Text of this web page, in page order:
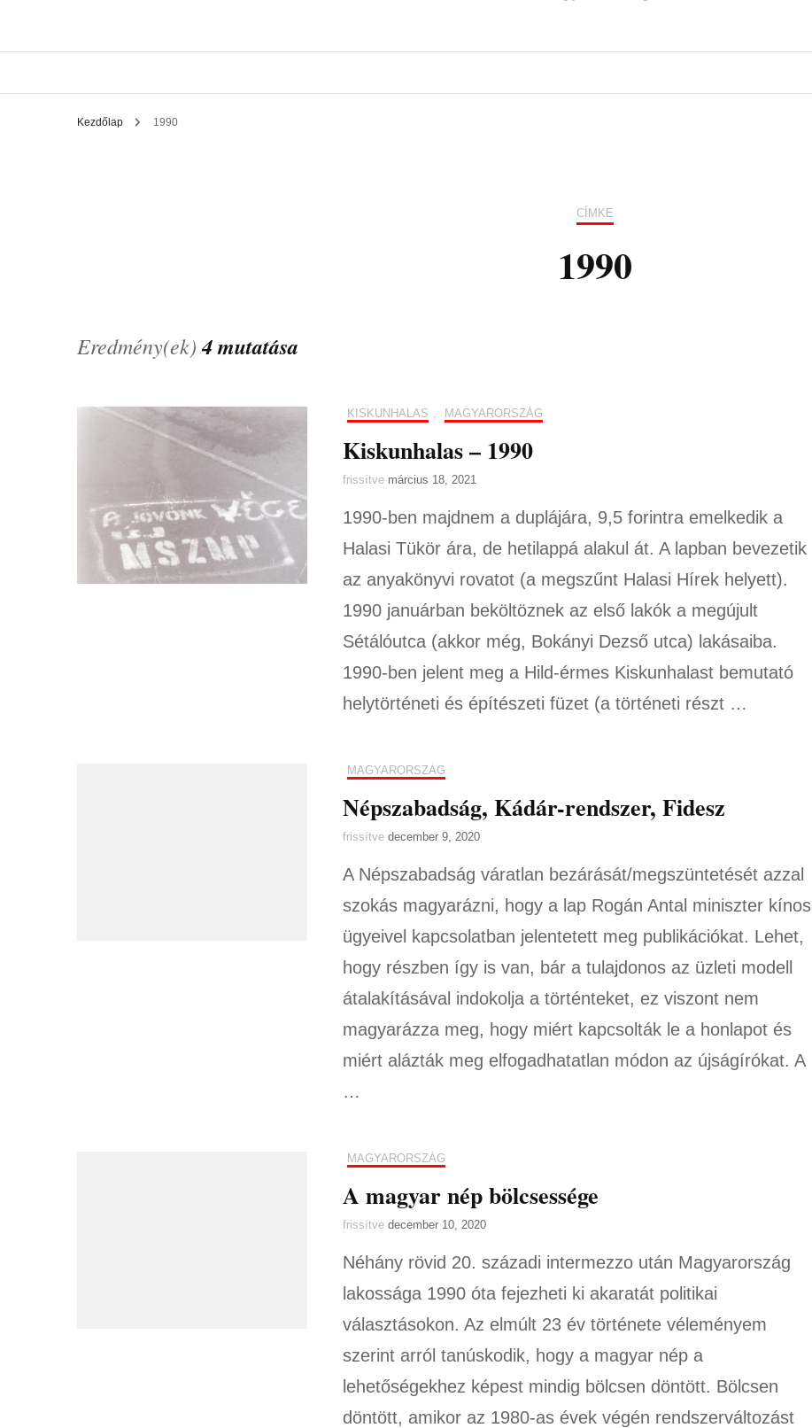
Kezdőlap 1990
CÍMKE
1990
Eredmény(ek)4 mutatása
KISKUNHALAS , MAGYARORSZÁG
Kiskunhalas – 1990
frissítve március 18, 2021
1990-ben majdnem a duplájára, 9,5 forintra emelkedik a
Halasi Tükör ára, de hetilappá alakul át. A lapban bevezetik
az anyakönyvi rovatot (a megszűnt Halasi Hírek helyett).
1990 januárban beköltöznek az első lakók a megújult
Sétálóutca (akkor még, Bokányi Dezső utca) lakásaiba.
1990-ben jelent meg a Hild-érmes Kiskunhalast bemutató
helytörténeti és építészeti füzet (a történeti részt …
MAGYARORSZÁG
Népszabadság, Kádár-rendszer, Fidesz
frissítve december 9, 2020
A Népszabadság váratlan bezárását/megszüntetését azzal
szokás magyarázni, hogy a lap Rogán Antal miniszter kínos
ügyeivel kapcsolatban jelentetett meg publikációkat. Lehet,
hogy részben így is van, bár a tulajdonos az üzleti modell
átalakításával indokolja a történteket, ez viszont nem
magyarázza meg, hogy miért kapcsolták le a honlapot és
miért alázták meg elfogadhatatlan módon az újságírókat. A
…
MAGYARORSZÁG
A magyar nép bölcsessége
frissítve december 10, 2020
Néhány rövid 20. századi intermezzo után Magyarország
lakossága 1990 óta fejezheti ki akaratát politikai
választásokon. Az elmúlt 23 év története véleményem
szerint arról tanúskodik, hogy a magyar nép a
lehetőségekhez képest mindig bölcsen döntött. Bölcsen
döntött, amikor az 1980-as évek végén rendszerváltozást